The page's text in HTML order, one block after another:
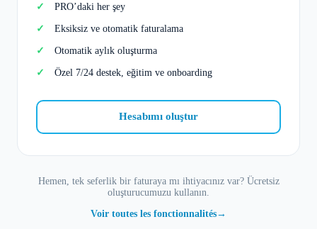
PRO’daki her şey
Eksiksiz ve otomatik faturalama
Otomatik aylık oluşturma
Özel 7/24 destek, eğitim ve onboarding
Hesabımı oluştur
Hemen, tek seferlik bir faturaya mı ihtiyacınız var? Ücretsiz
oluşturucumuzu kullanın.
Voir toutes les fonctionnalités→